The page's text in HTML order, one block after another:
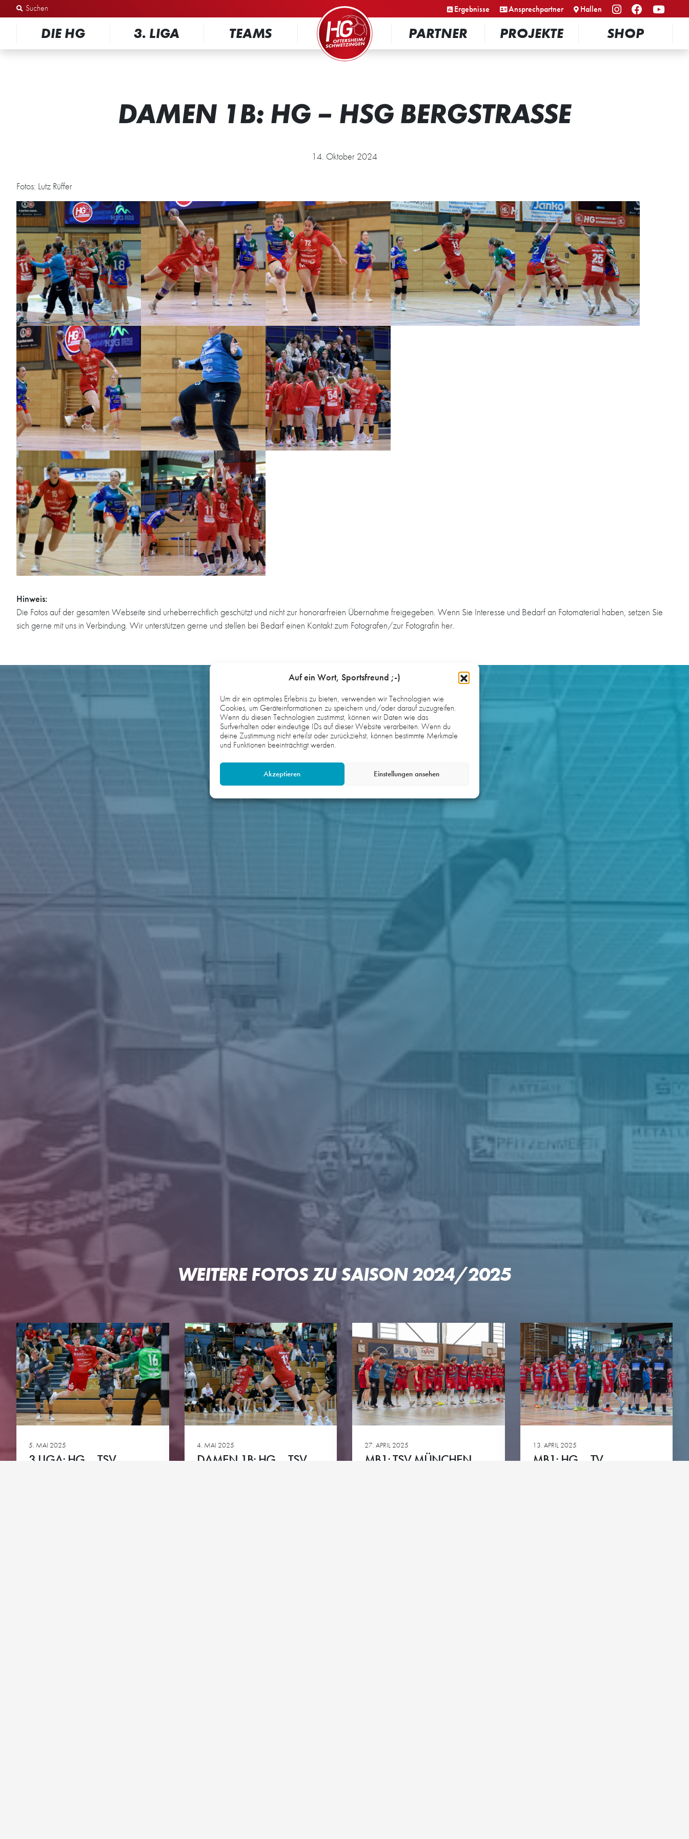
Auf ein Wort, Sportsfreund ;-)
Um dir ein optimales Erlebnis zu bieten, verwenden wir Technologien wie
Cookies, um Geräteinformationen zu speichern und/oder darauf zuzugreifen.
Wenn du diesen Technologien zustimmst, können wir Daten wie das
Surfverhalten oder eindeutige IDs auf dieser Website verarbeiten. Wenn du
deine Zustimmung nicht erteilst oder zurückziehst, können bestimmte Merkmale
und Funktionen beeinträchtigt werden.
Akzeptieren Einstellungen ansehen
Zum Inhalt springen Ergebnisse Ansprechpartner Hallen
DIE HG 3. LIGA TEAMS
PARTNER
PROJEKTE SHOP
DAMEN 1B: HG – HSG BERGSTRASSE
14. Oktober 2024
Fotos: Lutz Rüffer
Hinweis:
Die Fotos auf der gesamten Webseite sind urheberrechtlich geschützt und nicht zur honorarfreien Übernahme freigegeben. Wenn Sie Interesse und Bedarf an Fotomaterial haben, setzen Sie
sich gerne mit uns in Verbindung. Wir unterstützen gerne und stellen bei Bedarf einen Kontakt zum Fotografen/zur Fotografin her.
WEITERE FOTOS ZU SAISON 2024/2025
5. MAI 2025
3.LIGA: HG – TSV
4. MAI 2025
DAMEN 1B: HG – TSV
27. APRIL 2025
MB1: TSV MÜNCHEN
13. APRIL 2025
MB1: HG – TV
HG OFTERSHEIM/SCHWETZINGEN
DIE HG
Geschäftsstelle
Ansprechpartner
Tickets
Downloads
TEAMS
3. Liga Herren
Perspektivteam Herren
1. Damen
Bundesliga A-Jugend
HG-Torhüter-Akademie
Unser Konzept
Premium-Partner
Business-Partner
Club-Partner
Team-Partner
Pep & Pop Reloaded
Patrick-Lengler-Cup
Welde-Kamingespräch
HG goes green